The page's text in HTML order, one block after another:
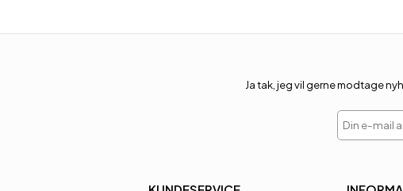
Ja tak, jeg vil gerne modtage
Din e-mail